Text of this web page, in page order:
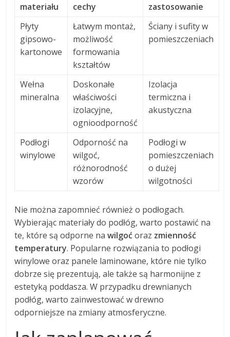
materiału
cechy
zastosowanie
Płyty
gipsowo-
kartonowe
Łatwym montaż,
możliwość
formowania
kształtów
Ściany i sufity w
pomieszczeniach
Wełna
mineralna
Doskonałe
właściwości
izolacyjne,
ognioodporność
Izolacja
termiczna i
akustyczna
Podłogi
winylowe
Odporność na
wilgoć,
różnorodność
wzorów
Podłogi w
pomieszczeniach
o dużej
wilgotności
Nie można zapomnieć również o podłogach.
Wybierając materiały do podłóg, warto postawić na
te, które są odporne nawilgoćoraz zmienność
temperatury. Popularne rozwiązania to podłogi
winylowe oraz panele laminowane, które nie tylko
dobrze się prezentują, ale także są harmonijne z
estetyką poddasza. W przypadku drewnianych
podłóg, warto zainwestować w drewno
odporniejsze na zmiany atmosferyczne.